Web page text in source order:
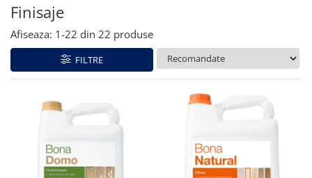
Finisaje
Afiseaza: 1-22 din 22 produse
FILTRE